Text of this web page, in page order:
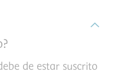
de estar suscrito